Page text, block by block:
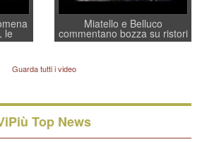
le
di
Miatello e Belluco
commentano bozza su ristori
BPVi e Veneto Banca
Guarda tutti i video
Top News